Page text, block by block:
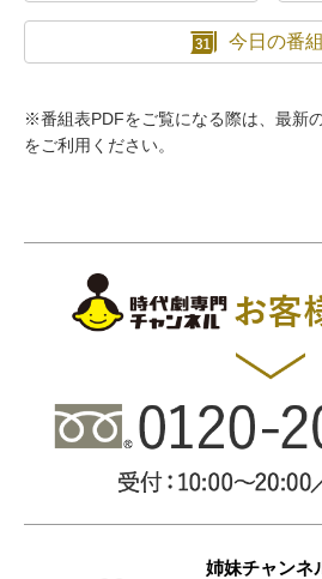
今日の番
※番組表PDFをご覧になる際は、最新
をご利用ください。
姉妹チャンネ